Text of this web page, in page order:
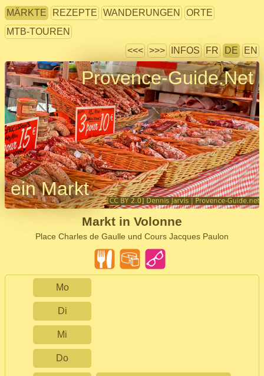
MÄRKTE REZEPTE WANDERUNGEN
ORTE
MTB-TOUREN
<<< >>> INFOS FR DE EN
Provence-Guide.Net
ein Markt
Markt in Volonne
Place Charles de Gaulle und Cours Jacques Paulon
Mo
Di
Mi
Do